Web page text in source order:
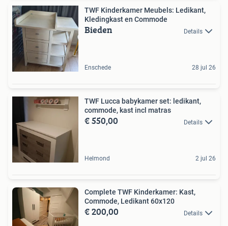
TWF Kinderkamer Meubels: Ledikant,
Kledingkast en Commode
Bieden Details
Enschede 28 jul 26
TWF Lucca babykamer set: ledikant,
commode, kast incl matras
€ 550,00 Details
Helmond 2 jul 26
Complete TWF Kinderkamer: Kast,
Commode, Ledikant 60x120
€ 200,00 Details